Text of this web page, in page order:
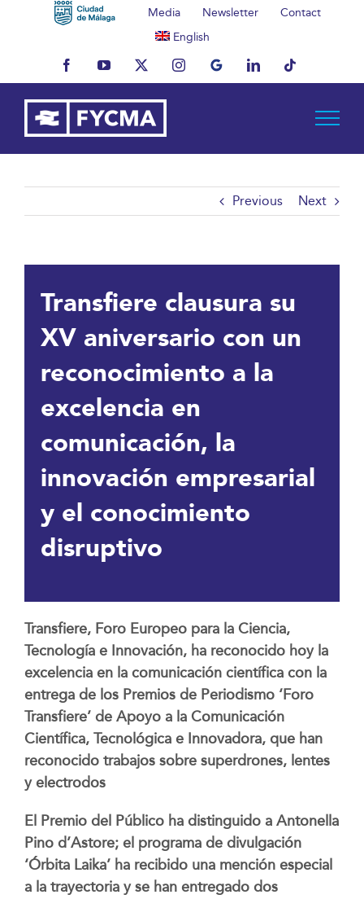
Media Newsletter
Contact
English
FacebookYouTubeX InstagramMyBusinessLinkedInTiktok
Previous Next
Transfiere clausura su
XV aniversario con un
reconocimiento a la
excelencia en
comunicación, la
innovación empresarial
y el conocimiento
disruptivo
Transfiere, Foro Europeo para la Ciencia,
Tecnología e Innovación, ha reconocido hoy la
excelencia en la comunicación científica con la
entrega de los Premios de Periodismo ‘Foro
Transfiere’ de Apoyo a la Comunicación
Científica, Tecnológica e Innovadora, que han
reconocido trabajos sobre superdrones, lentes
y electrodos
El Premio del Público ha distinguido a Antonella
Pino d’Astore; el programa de divulgación
‘Órbita Laika’ ha recibido una mención especial
a la trayectoria y se han entregado dos